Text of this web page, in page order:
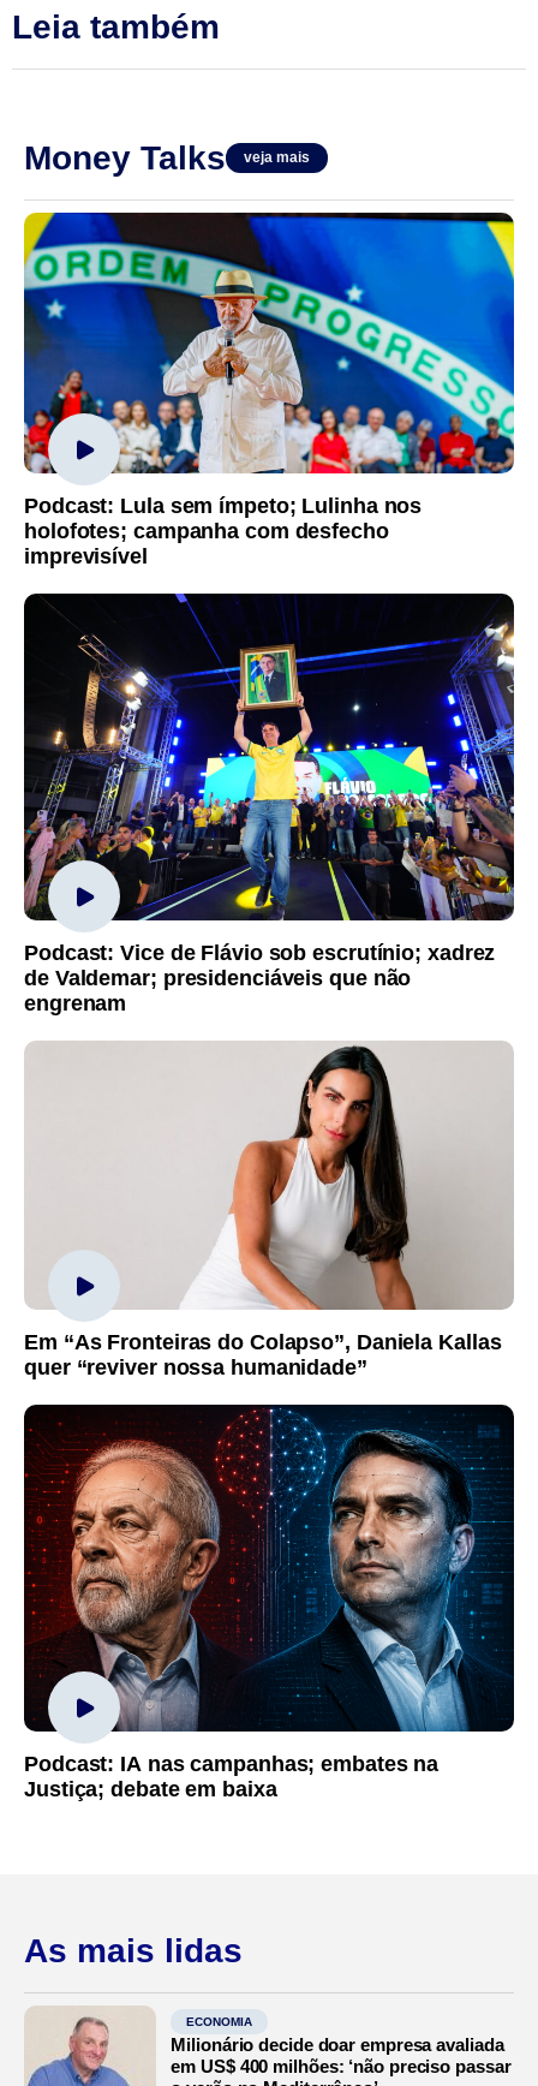
Leia também
Money Talks veja mais
Podcast: Lula sem ímpeto; Lulinha nos
holofotes; campanha com desfecho
imprevisível
Podcast: Vice de Flávio sob escrutínio; xadrez
de Valdemar; presidenciáveis que não
engrenam
Em “As Fronteiras do Colapso”, Daniela Kallas
quer “reviver nossa humanidade”
Podcast: IA nas campanhas; embates na
Justiça; debate em baixa
As mais lidas
ECONOMIA
Milionário decide doar empresa avaliada
em US$ 400 milhões: ‘não preciso passar